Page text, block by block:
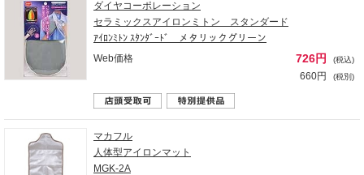
ダイヤコーポレーション
セラミックスアイロンミトン スタンダード
ｱｲﾛﾝﾐﾄﾝ ｽﾀﾝﾀﾞｰﾄﾞ メタリックグリーン
Web価格
726円 (税込)
660円 (税別)
マカフル
人体型アイロンマット
MGK-2A